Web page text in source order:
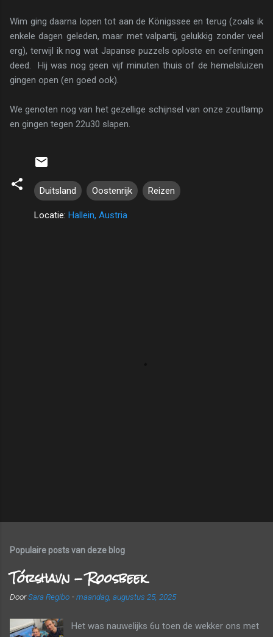
Wim ging daarna lopen tot aan de Königssee en terug (zoals ik
enkele dagen geleden, maar met valpartij, gelukkig zonder veel
erg), terwijl ik nog wat Japanse puzzels oploste en oefeningen
deed. Hij was nog geen vijf minuten thuis of de hemelsluizen
gingen open (en goed ook).
We genoten nog van het gezellige schijnsel van onze zoutlamp
en gingen tegen 22u30 slapen.
Duitsland Oostenrijk Reizen
Locatie: Hallein, Austria
Populaire posts van deze blog
Tórshavn - Roosbeek
DoorSara Regibo -maandag, augustus 25, 2025
Het was nauwelijks 6u toen de wekker ons met